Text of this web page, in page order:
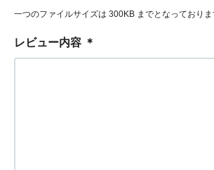
一つのファイルサイズは 300KB までとなっておりま
レビュー内容 ＊